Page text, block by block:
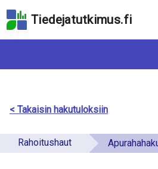
hakukenttään
Tiedejatutkimus.fi
< Takaisin hakutuloksiin
Rahoitushaut Apurahahaku taloustieteen 1. ja 2.